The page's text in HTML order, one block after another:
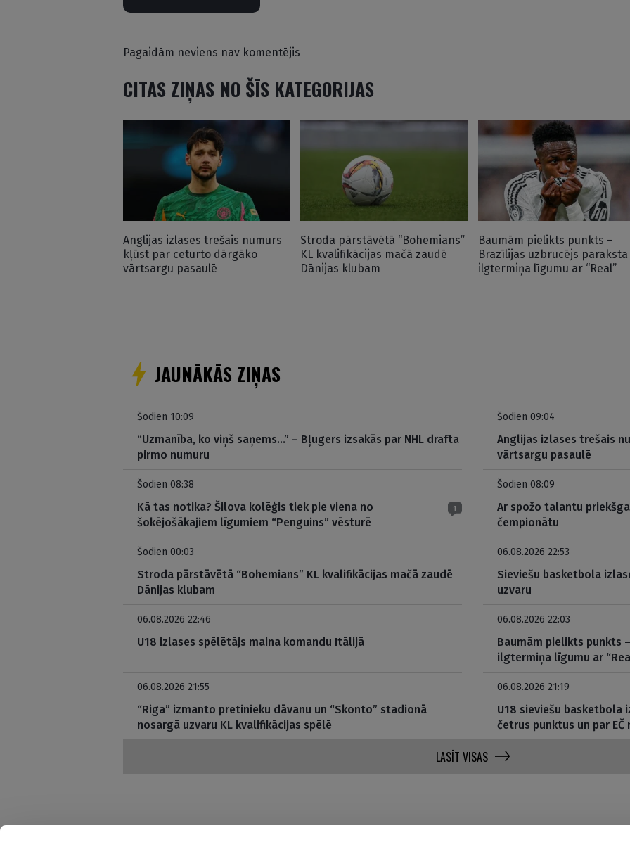
Pagaidām neviens nav komentējis
CITAS ZIŅAS NO ŠĪS KATEGORIJAS
Anglijas izlases trešais numurs
kļūst par ceturto dārgāko
vārtsargu pasaulē
Stroda pārstāvētā “Bohemians”
KL kvalifikācijas mačā zaudē
Dānijas klubam
Baumām pielikts punkts –
Brazīlijas uzbrucējs paraksta
ilgtermiņa līgumu ar “Real”
JAUNĀKĀS ZIŅAS
Šodien 10:09
“Uzmanība, ko viņš saņems…” – Bļugers izsakās par NHL drafta
pirmo numuru
Šodien 09:04
Anglijas izlases trešais
vārtsargu pasaulē
Šodien 08:38
Kā tas notika? Šilova kolēģis tiek pie viena no
šokējošākajiem līgumiem “Penguins” vēsturē
1
Šodien 08:09
Ar spožo talantu
čempionātu
Šodien 00:03
Stroda pārstāvētā “Bohemians” KL kvalifikācijas mačā zaudē
Dānijas klubam
06.08.2026 22:53
Sieviešu basketbola
uzvaru
06.08.2026 22:46
U18 izlases spēlētājs maina komandu Itālijā
06.08.2026 22:03
Baumām pielikts punkts
ilgtermiņa līgumu ar
06.08.2026 21:55
“Riga” izmanto pretinieku dāvanu un “Skonto” stadionā
nosargā uzvaru KL kvalifikācijas spēlē
06.08.2026 21:19
U18 sieviešu
četrus punktus un par
LASĪT VISAS